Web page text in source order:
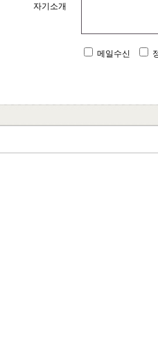
자기소개
메일수신